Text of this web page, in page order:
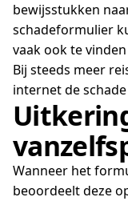
bewijsstukken
schadeformulier
vaak ook te
Bij steeds meer
internet de
Wanneer het
beoordeelt deze